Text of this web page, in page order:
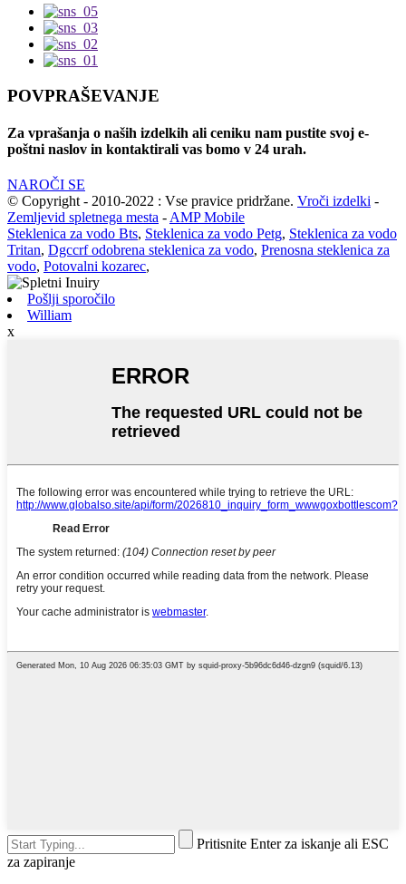
POVPRAŠEVANJE
Za vprašanja o naših izdelkih ali ceniku nam pustite svoj e-
poštni naslov in kontaktirali vas bomo v 24 urah.
NAROČI SE
© Copyright - 2010-2022 : Vse pravice pridržane. Vroči izdelki -
Zemljevid spletnega mesta - AMP Mobile
Steklenica za vodo Bts, Steklenica za vodo Petg, Steklenica za vodo
Tritan, Dgccrf odobrena steklenica za vodo, Prenosna steklenica za
vodo, Potovalni kozarec,
Pošlji sporočilo
William
x
Pritisnite Enter za iskanje ali ESC
za zapiranje